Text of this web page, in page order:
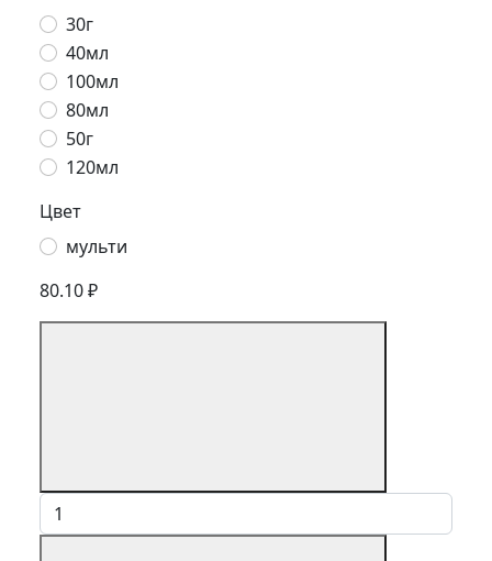
30г
40мл
100мл
80мл
50г
120мл
Цвет
мульти
80.10 ₽